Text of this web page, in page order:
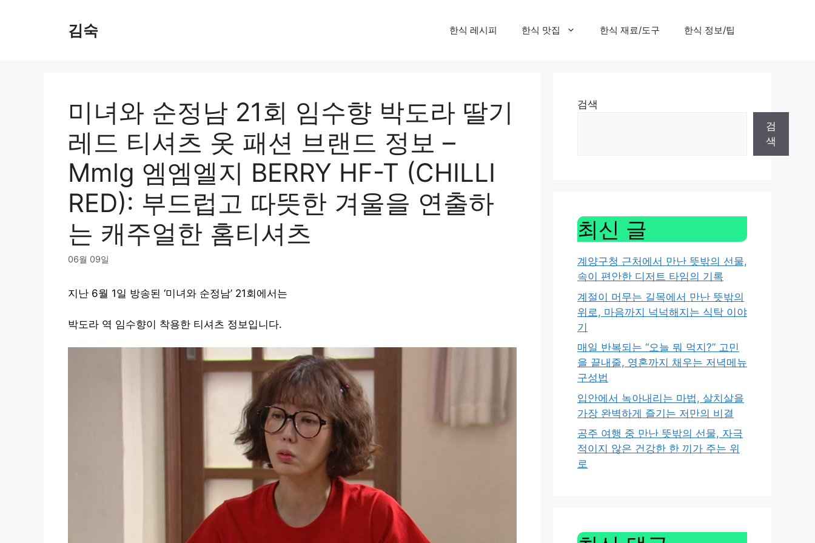
김숙 한식 레시피 한식 맛집 한식 재료/도구 한식 정보/팁
미녀와 순정남 21회 임수향 박도라 딸기
레드 티셔츠 옷 패션 브랜드 정보 –
Mmlg 엠엠엘지 BERRY HF-T (CHILLI
RED): 부드럽고 따뜻한 겨울을 연출하
는 캐주얼한 홈티셔츠
06월 09일
지난 6월 1일 방송된 ‘미녀와 순정남’ 21회에서는
박도라 역 임수향이 착용한 티셔츠 정보입니다.
검색
검
색
최신 글
계양구청 근처에서 만난 뜻밖의 선물,
속이 편안한 디저트 타임의 기록
계절이 머무는 길목에서 만난 뜻밖의
위로, 마음까지 넉넉해지는 식탁 이야
기
매일 반복되는 “오늘 뭐 먹지?” 고민
을 끝내줄, 영혼까지 채우는 저녁메뉴
구성법
입안에서 녹아내리는 마법, 살치살을
가장 완벽하게 즐기는 저만의 비결
공주 여행 중 만난 뜻밖의 선물, 자극
적이지 않은 건강한 한 끼가 주는 위
로